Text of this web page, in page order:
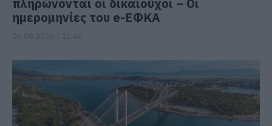
πληρώνονται οι δικαιούχοι – Οι
ημερομηνίες του e-ΕΦΚΑ